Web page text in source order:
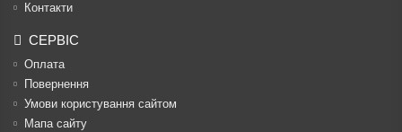
Контакти
СЕРВІС
Оплата
Повернення
Умови користування сайтом
Мапа сайту